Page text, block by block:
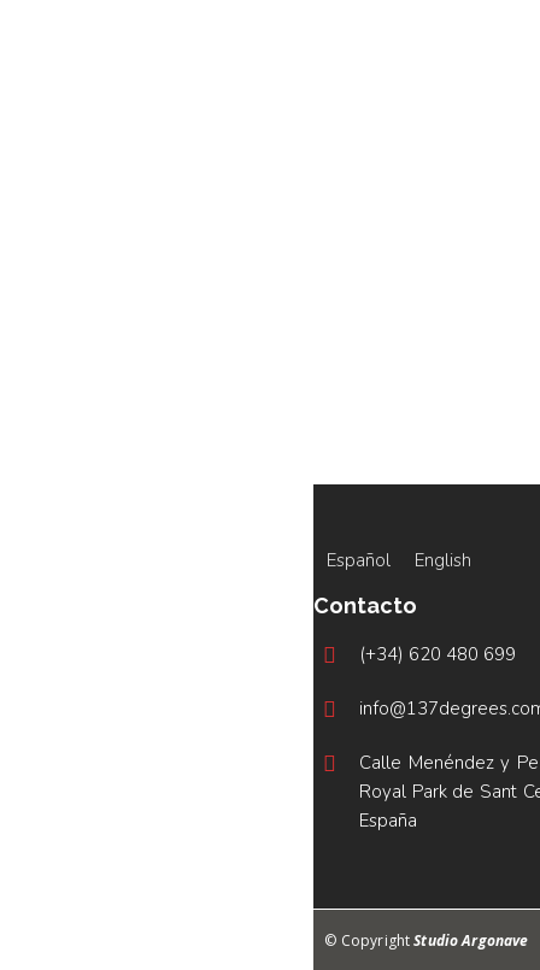
Español English
Contacto
(+34) 620 480 699
Calle Menéndez y
Royal Park de Sant
España
© CopyrightStudio Argonave